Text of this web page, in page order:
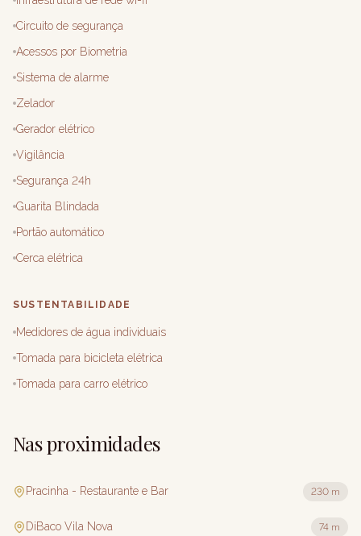
Circuito de segurança
Acessos por Biometria
Sistema de alarme
Zelador
Gerador elétrico
Vigilância
Segurança 24h
Guarita Blindada
Portão automático
Cerca elétrica
SUSTENTABILIDADE
Medidores de água individuais
Tomada para bicicleta elétrica
Tomada para carro elétrico
Nas proximidades
Pracinha - Restaurante e Bar 230 m
DiBaco Vila Nova 74 m